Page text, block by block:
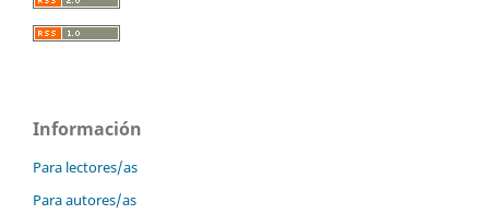
Información
Para lectores/as
Para autores/as